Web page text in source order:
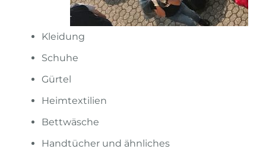
Kleidung
Schuhe
Gürtel
Heimtextilien
Bettwäsche
Handtücher und ähnliches